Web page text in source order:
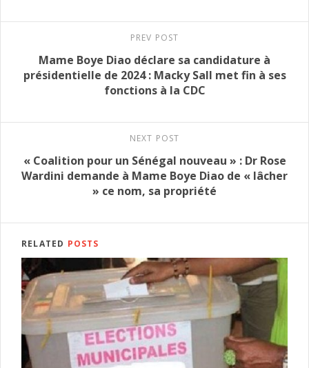
PREV POST
Mame Boye Diao déclare sa candidature à
présidentielle de 2024 : Macky Sall met fin à ses
fonctions à la CDC
NEXT POST
« Coalition pour un Sénégal nouveau » : Dr Rose
Wardini demande à Mame Boye Diao de « lâcher
» ce nom, sa propriété
RELATED POSTS